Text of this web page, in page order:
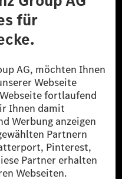
Barrierefreiheit
vorbehalten.
vermiedene oder nicht
Benz Group durch
werden.
von MB.CHARGE
Sofern an der jeweiligen
Energien vorliegt,
Diese stellen
Public eine äquivalente
Stromnetz eingespeist wird.